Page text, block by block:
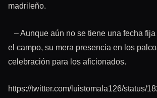
madrileño.
– Aunque aún no se tiene una fecha
el campo, su mera presencia en los
celebración para los aficionados.
https://twitter.com/luistomala126/status/